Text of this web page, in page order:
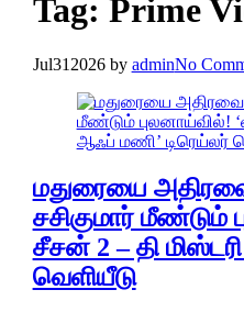
Tag: Prime
Jul31 2026by adminNo
மதுரையை
சசிகுமார் மீண்டும்
சீசன் 2 – தி
வெளியீடு